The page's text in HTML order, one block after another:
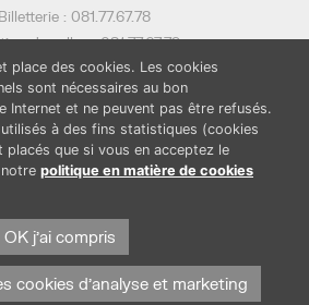
: 081.77.67.78
de salles : 081.77.67.79
info@ledelta.be
BOUTIQUE
place des cookies. Les cookies
sont nécessaires au bon
Internet et ne peuvent pas être refusés.
utilisés à des fins statistiques (cookies
placés que si vous en acceptez le
politique en matière de cookies
OK j'ai compris
cookies d'analyse et marketing